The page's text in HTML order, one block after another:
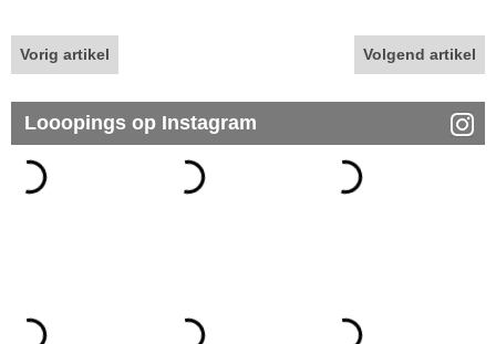
Vorig artikel Volgend artikel
Looopings op Instagram